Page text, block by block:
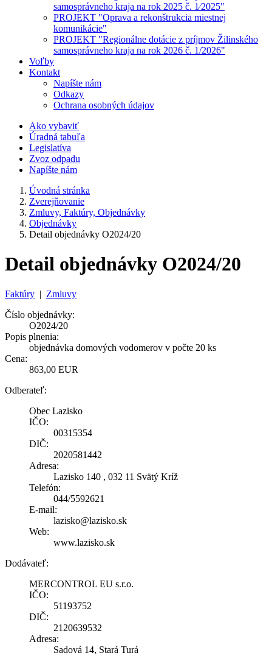
samosprávneho kraja na rok 2025 č. 1⁄2025"
PROJEKT "Oprava a rekonštrukcia miestnej
komunikácie"
PROJEKT "Regionálne dotácie z príjmov Žilinského
samosprávneho kraja na rok 2026 č. 1/2026"
Voľby
Kontakt
Napíšte nám
Odkazy
Ochrana osobných údajov
Ako vybaviť
Úradná tabuľa
Legislatíva
Zvoz odpadu
Napíšte nám
Úvodná stránka
Zverejňovanie
Zmluvy, Faktúry, Objednávky
Objednávky
Detail objednávky O2024/20
Detail objednávky O2024/20
Faktúry | Zmluvy
Číslo objednávky:
O2024/20
Popis plnenia:
objednávka domových vodomerov v počte 20 ks
Cena:
863,00 EUR
Odberateľ:
Obec Lazisko
IČO:
00315354
DIČ:
2020581442
Adresa:
Lazisko 140 , 032 11 Svätý Kríž
Telefón:
044/5592621
E-mail:
lazisko@lazisko.sk
Web:
www.lazisko.sk
Dodávateľ:
MERCONTROL EU s.r.o.
IČO:
51193752
DIČ:
2120639532
Adresa:
Sadová 14, Stará Turá